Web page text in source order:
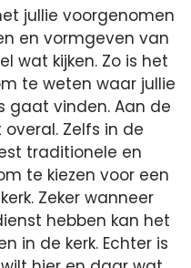
jullie voorgenomen
en vormgeven van
wat kijken. Zo is het
te weten waar jullie
gaat vinden. Aan de
Zelfs in de
traditionele en
te kiezen voor een
Zeker wanneer
hebben kan het
in de kerk. Echter is